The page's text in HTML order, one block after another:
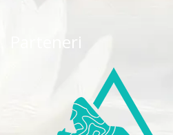
Parteneri